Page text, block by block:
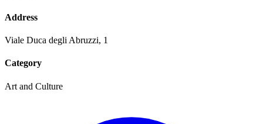
Address
Viale Duca degli Abruzzi, 1
Category
Art and Culture